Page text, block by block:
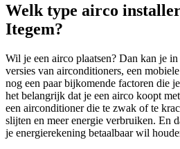
Welk type airco
Itegem?
Wil je een airco plaatsen? Dan kan je
versies van airconditioners, een
nog een paar bijkomende factoren die
het belangrijk dat je een airco koopt
een airconditioner die te zwak of te
slijten en meer energie verbruiken. En
je energierekening betaalbaar wil